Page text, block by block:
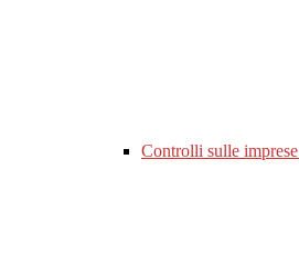
Controlli sulle imprese